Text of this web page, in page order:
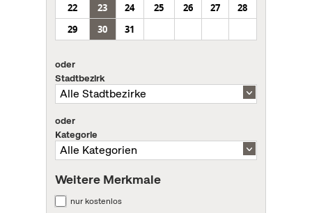
22
23 24 25 26 27
28
29
30 31
oder
Stadtbezirk
oder
Kategorie
Weitere Merkmale
nur kostenlos